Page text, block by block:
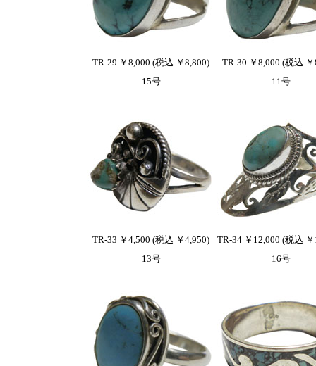
TR-29 ￥8,000 (税込 ￥8,800)
TR-30 ￥8,000 (税込
15号
11号
TR-33 ￥4,500 (税込 ￥4,950)
TR-34 ￥12,000 (税込
13号
16号